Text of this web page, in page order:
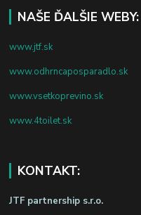
NAŠE ĎALŠIE WEBY:
www.jtf.sk
www.odhrncaposparadlo.sk
www.vsetkoprevino.sk
www.4toilet.sk
KONTAKT:
JTF partnership s.r.o.